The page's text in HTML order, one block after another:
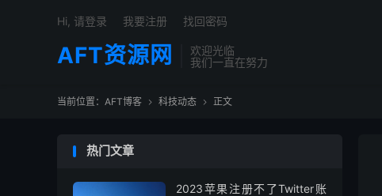
AFT资源网
欢迎光临
我们一直在努力
Hi, 请登录 我要注册 找回密码
当前位置： AFT博客  科技动态  正文
热门文章
2023苹果注册不了Twitter账